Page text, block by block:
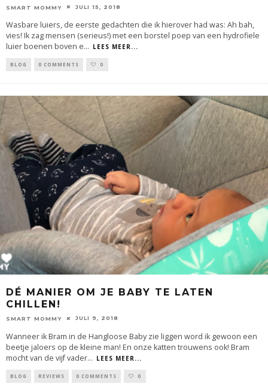
SMART MOMMY JULI 15, 2018
Wasbare luiers, de eerste gedachten die ik hierover had was: Ah bah,
vies! Ik zag mensen (serieus!) met een borstel poep van een hydrofiele
luier boenen boven e... LEES MEER...
BLOG 0 COMMENTS 0
DÉ MANIER OM JE BABY TE LATEN
CHILLEN!
SMART MOMMY JULI 9, 2018
Wanneer ik Bram in de Hangloose Baby zie liggen word ik gewoon een
beetje jaloers op de kleine man! En onze katten trouwens ook! Bram
mocht van de vijf vader... LEES MEER...
BLOG REVIEWS 0 COMMENTS 0